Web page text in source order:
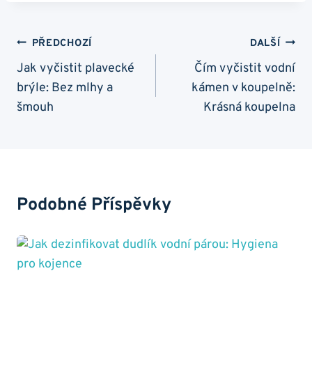
Navigace
Pro
Příspěvek
PŘEDCHOZÍ
Jak vyčistit plavecké
brýle: Bez mlhy a
šmouh
DALŠÍ
Čím vyčistit vodní
kámen v koupelně:
Krásná koupelna
Podobné Příspěvky